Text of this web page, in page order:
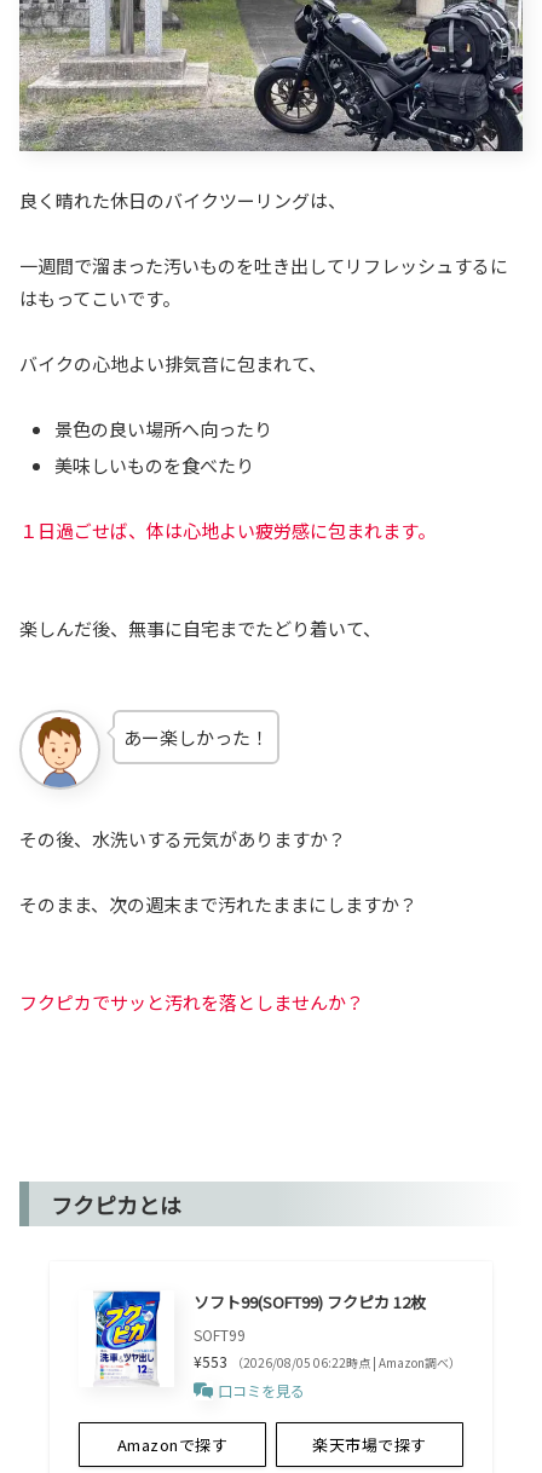
良く晴れた休日のバイクツーリングは、
一週間で溜まった汚いものを吐き出してリフレッシュするに
はもってこいです。
バイクの心地よい排気音に包まれて、
景色の良い場所へ向ったり
美味しいものを食べたり
１日過ごせば、体は心地よい疲労感に包まれます。
楽しんだ後、無事に自宅までたどり着いて、
あー楽しかった！
その後、水洗いする元気がありますか？
そのまま、次の週末まで汚れたままにしますか？
フクピカでサッと汚れを落としませんか？
フクピカとは
ソフト99(SOFT99) フクピカ 12枚
SOFT99
¥553
（2026/08/05 06:22時点 | Amazon調べ）
口コミを見る
Amazonで探す 楽天市場で探す